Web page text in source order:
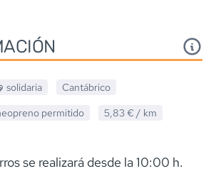
solidaria
Cantábrico
permitido 5,83 € / km
se realizará desde la 10:00 h.